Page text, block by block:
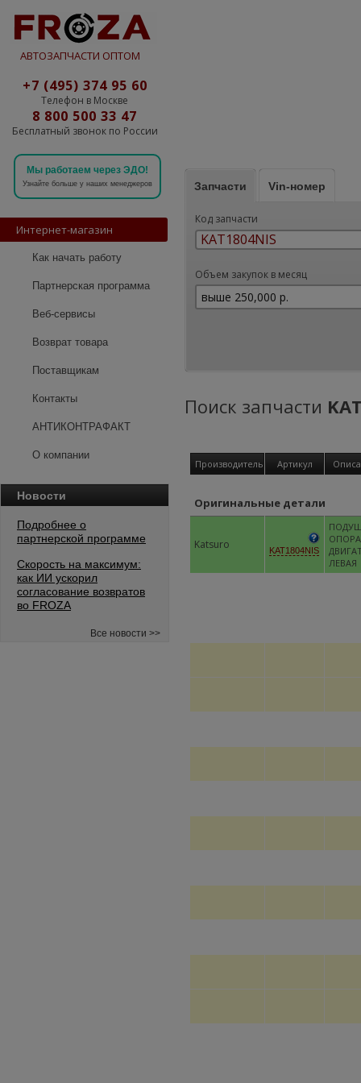
АВТОЗАПЧАСТИ ОПТОМ
+7 (495) 374 95 60
Телефон в Москве
8 800 500 33 47
Бесплатный звонок по России
Мы работаем через ЭДО!
Узнайте больше у наших менеджеров
Интернет-магазин
Как начать работу
Партнерская программа
Веб-сервисы
Возврат товара
Поставщикам
Контакты
АНТИКОНТРАФАКТ
О компании
Новости
Подробнее о
партнерской программе
Скорость на максимум:
как ИИ ускорил
согласование возвратов
во FROZA
Все новости >>
Запчасти Vin-номер
Код запчасти
Объем закупок в месяц
Поиск запчасти
Производитель Артикул
Оригинальные детали
Katsuro KAT1804NIS
ОПОРА
ЛЕВАЯ